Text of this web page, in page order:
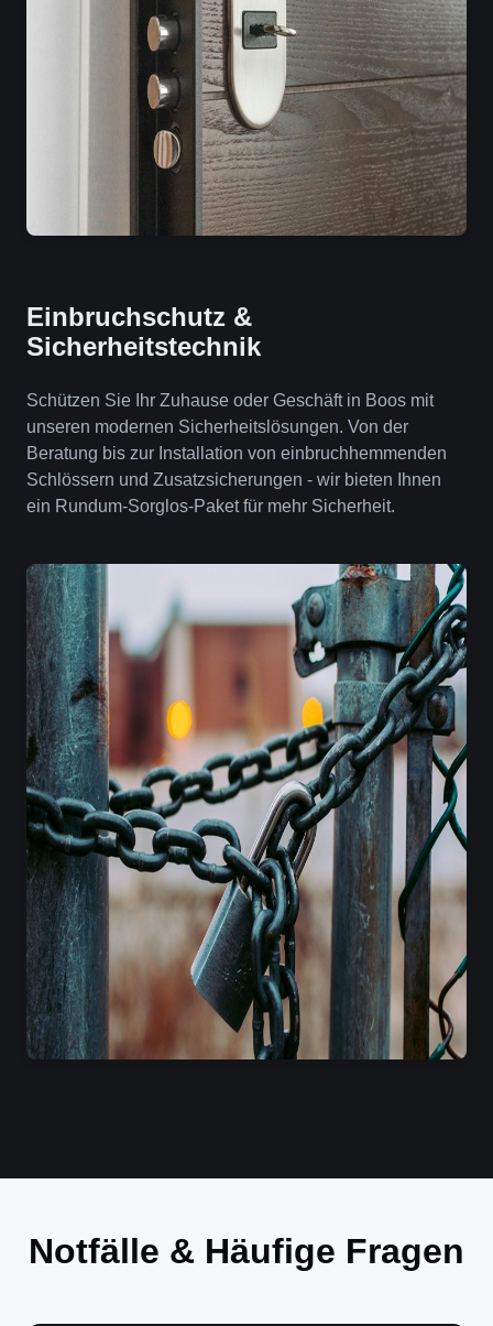
Einbruchschutz &
Sicherheitstechnik
Schützen Sie Ihr Zuhause oder Geschäft in Boos mit
unseren modernen Sicherheitslösungen. Von der
Beratung bis zur Installation von einbruchhemmenden
Schlössern und Zusatzsicherungen - wir bieten Ihnen
ein Rundum-Sorglos-Paket für mehr Sicherheit.
Notfälle & Häufige Fragen